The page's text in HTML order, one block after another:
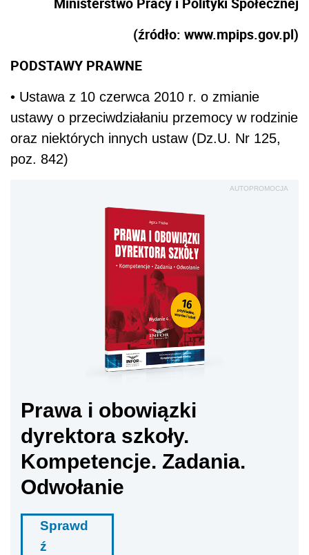
(źródło: www.mpips.gov.pl)
PODSTAWY PRAWNE
• Ustawa z 10 czerwca 2010 r. o zmianie
ustawy o przeciwdziałaniu przemocy w rodzinie
oraz niektórych innych ustaw (Dz.U. Nr 125,
poz. 842)
AUTOPROMOCJA
Prawa i obowiązki
dyrektora szkoły.
Kompetencje. Zadania.
Odwołanie
Sprawd
ź